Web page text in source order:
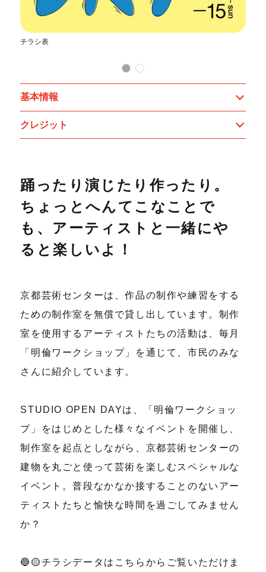
チラシ表
基本情報
クレジット
踊ったり演じたり作ったり。
ちょっとへんてこなことで
も、アーティストと一緒にや
ると楽しいよ！
京都芸術センターは、作品の制作や練習をする
ための制作室を無償で貸し出しています。制作
室を使用するアーティストたちの活動は、毎月
「明倫ワークショップ」を通じて、市民のみな
さんに紹介しています。
STUDIO OPEN DAYは、「明倫ワークショッ
プ」をはじめとした様々なイベントを開催し、
制作室を起点としながら、京都芸術センターの
建物を丸ごと使って芸術を楽しむスペシャルな
イベント。普段なかなか接することのないアー
ティストたちと愉快な時間を過ごしてみません
か？
🔵🟡チラシデータはこちらからご覧いただけま